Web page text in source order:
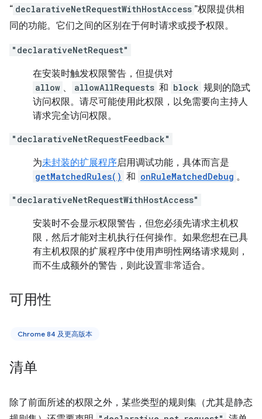
“ declarativeNetRequestWithHostAccess ”权限提供相
同的功能。它们之间的区别在于何时请求或授予权限。
"declarativeNetRequest"
在安装时触发权限警告，但提供对
allow 、 allowAllRequests 和 block 规则的隐式
访问权限。请尽可能使用此权限，以免需要向主持人
请求完全访问权限。
"declarativeNetRequestFeedback"
为未封装的扩展程序启用调试功能，具体而言是
getMatchedRules() 和 onRuleMatchedDebug 。
"declarativeNetRequestWithHostAccess"
安装时不会显示权限警告，但您必须先请求主机权
限，然后才能对主机执行任何操作。如果您想在已具
有主机权限的扩展程序中使用声明性网络请求规则，
而不生成额外的警告，则此设置非常适合。
可用性
Chrome 84 及更高版本
清单
除了前面所述的权限之外，某些类型的规则集（尤其是静态